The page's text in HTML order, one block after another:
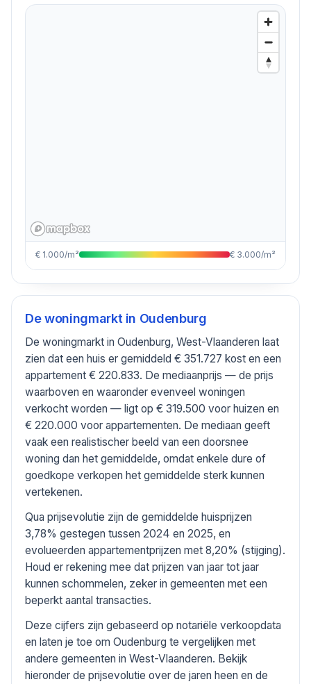
€ 1.000/m² € 3.000/m²
De woningmarkt in Oudenburg
De woningmarkt in Oudenburg, West-Vlaanderen laat
zien dat een huis er gemiddeld € 351.727 kost en een
appartement € 220.833. De mediaanprijs — de prijs
waarboven en waaronder evenveel woningen
verkocht worden — ligt op € 319.500 voor huizen en
€ 220.000 voor appartementen. De mediaan geeft
vaak een realistischer beeld van een doorsnee
woning dan het gemiddelde, omdat enkele dure of
goedkope verkopen het gemiddelde sterk kunnen
vertekenen.
Qua prijsevolutie zijn de gemiddelde huisprijzen
3,78% gestegen tussen 2024 en 2025, en
evolueerden appartementprijzen met 8,20% (stijging).
Houd er rekening mee dat prijzen van jaar tot jaar
kunnen schommelen, zeker in gemeenten met een
beperkt aantal transacties.
Deze cijfers zijn gebaseerd op notariële verkoopdata
en laten je toe om Oudenburg te vergelijken met
andere gemeenten in West-Vlaanderen. Bekijk
hieronder de prijsevolutie over de jaren heen en de